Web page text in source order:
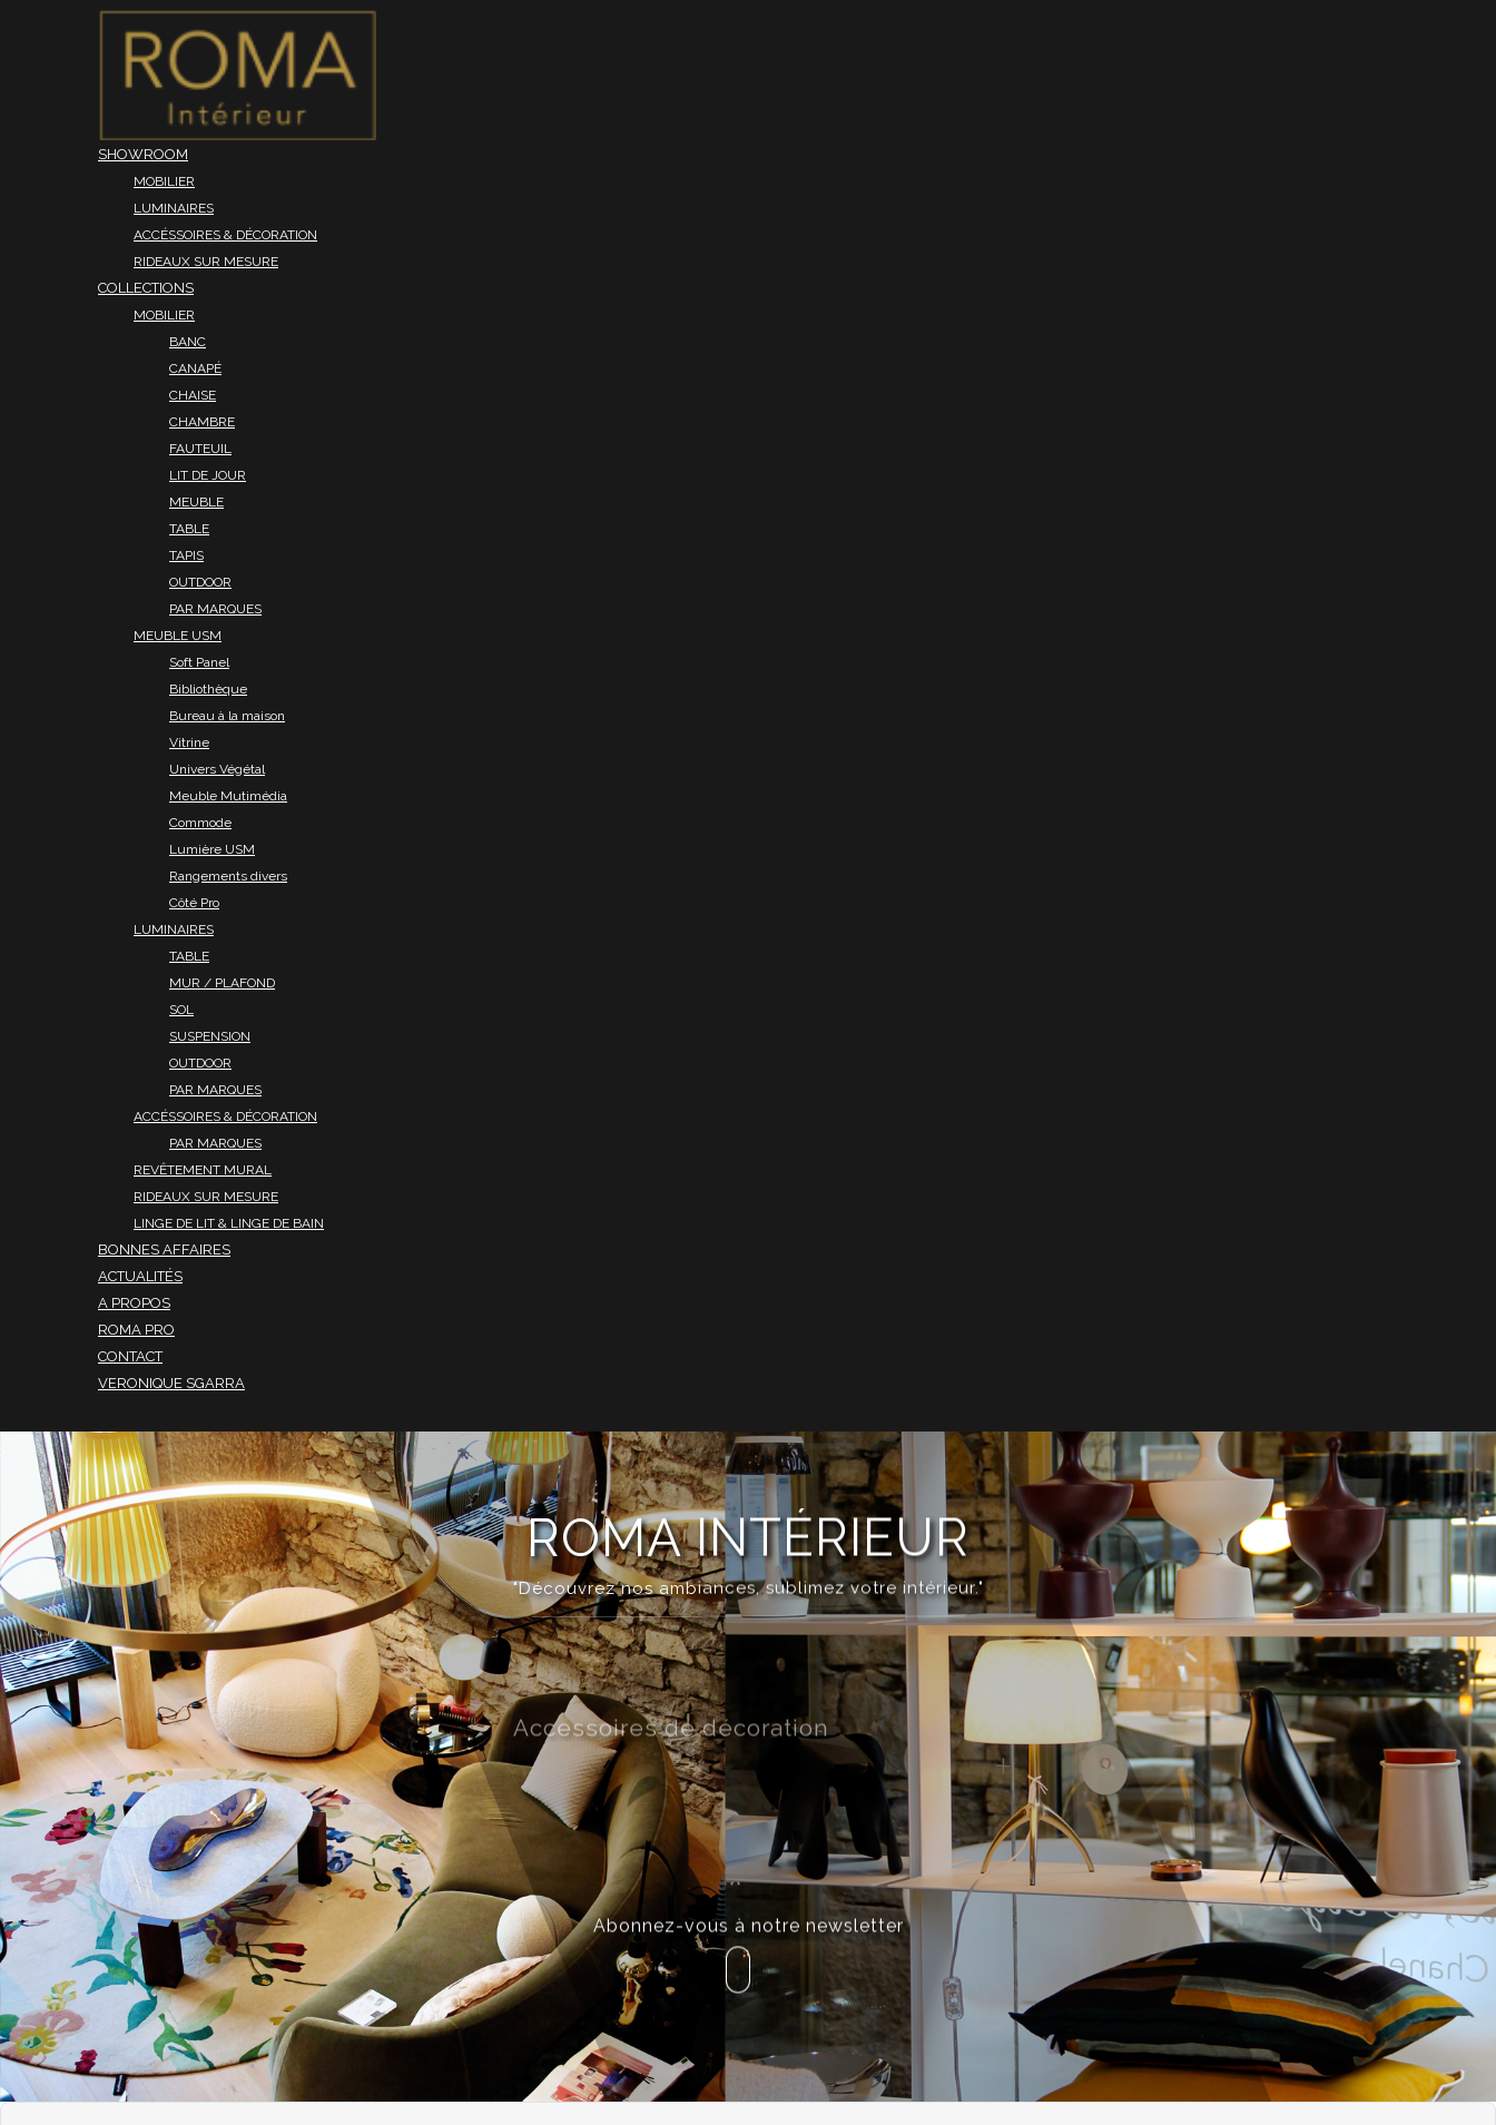
SHOWROOM
MOBILIER
LUMINAIRES
ACCÉSSOIRES & DÉCORATION
RIDEAUX SUR MESURE
COLLECTIONS
MOBILIER
BANC
CANAPÉ
CHAISE
CHAMBRE
FAUTEUIL
LIT DE JOUR
MEUBLE
TABLE
TAPIS
OUTDOOR
PAR MARQUES
MEUBLE USM
Soft Panel
Bibliothèque
Bureau à la maison
Vitrine
Univers Végétal
Meuble Mutimédia
Commode
Lumière USM
Rangements divers
Côté Pro
LUMINAIRES
TABLE
MUR / PLAFOND
SOL
SUSPENSION
OUTDOOR
PAR MARQUES
ACCÉSSOIRES & DÉCORATION
PAR MARQUES
REVÊTEMENT MURAL
RIDEAUX SUR MESURE
LINGE DE LIT & LINGE DE BAIN
BONNES AFFAIRES
ACTUALITÉS
A PROPOS
ROMA PRO
CONTACT
VERONIQUE SGARRA
ROMA INTÉRIEUR
"Découvrez nos ambiances, sublimez votre intérieur."
Accessoires de décoration
Abonnez-vous à notre newsletter